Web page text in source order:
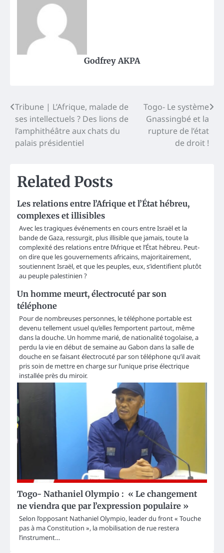
Godfrey AKPA
Post
navigation
Tribune | L’Afrique, malade de
ses intellectuels ? Des lions de
l’amphithéâtre aux chats du
palais présidentiel
Togo- Le système
Gnassingbé et la
rupture de l’état
de droit !
Related Posts
Les relations entre l’Afrique et l’État hébreu,
complexes et illisibles
Avec les tragiques événements en cours entre Israël et la
bande de Gaza, ressurgit, plus illisible que jamais, toute la
complexité des relations entre l’Afrique et l’État hébreu. Peut-
on dire que les gouvernements africains, majoritairement,
soutiennent Israël, et que les peuples, eux, s’identifient plutôt
au peuple palestinien ?
Un homme meurt, électrocuté par son
téléphone
Pour de nombreuses personnes, le téléphone portable est
devenu tellement usuel qu’elles l’emportent partout, même
dans la douche. Un homme marié, de nationalité togolaise, a
perdu la vie en début de semaine au Gabon dans la salle de
douche en se faisant électrocuté par son téléphone qu’il avait
pris soin de mettre en charge sur l’unique prise électrique
installée près du miroir.
Togo- Nathaniel Olympio : « Le changement
ne viendra que par l’expression populaire »
Selon l’opposant Nathaniel Olympio, leader du front « Touche
pas à ma Constitution », la mobilisation de rue restera
l’instrument…